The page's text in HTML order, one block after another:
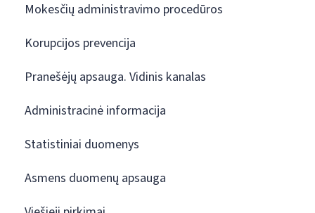
Mokesčių administravimo procedūros
Korupcijos prevencija
Pranešėjų apsauga. Vidinis kanalas
Administracinė informacija
Statistiniai duomenys
Asmens duomenų apsauga